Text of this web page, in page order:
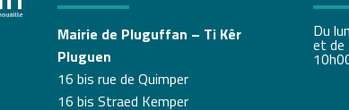
Mairie de Pluguffan – Ti Kêr
Pluguen
16 bis rue de Quimper
16 bis Straed Kemper
Du
et de